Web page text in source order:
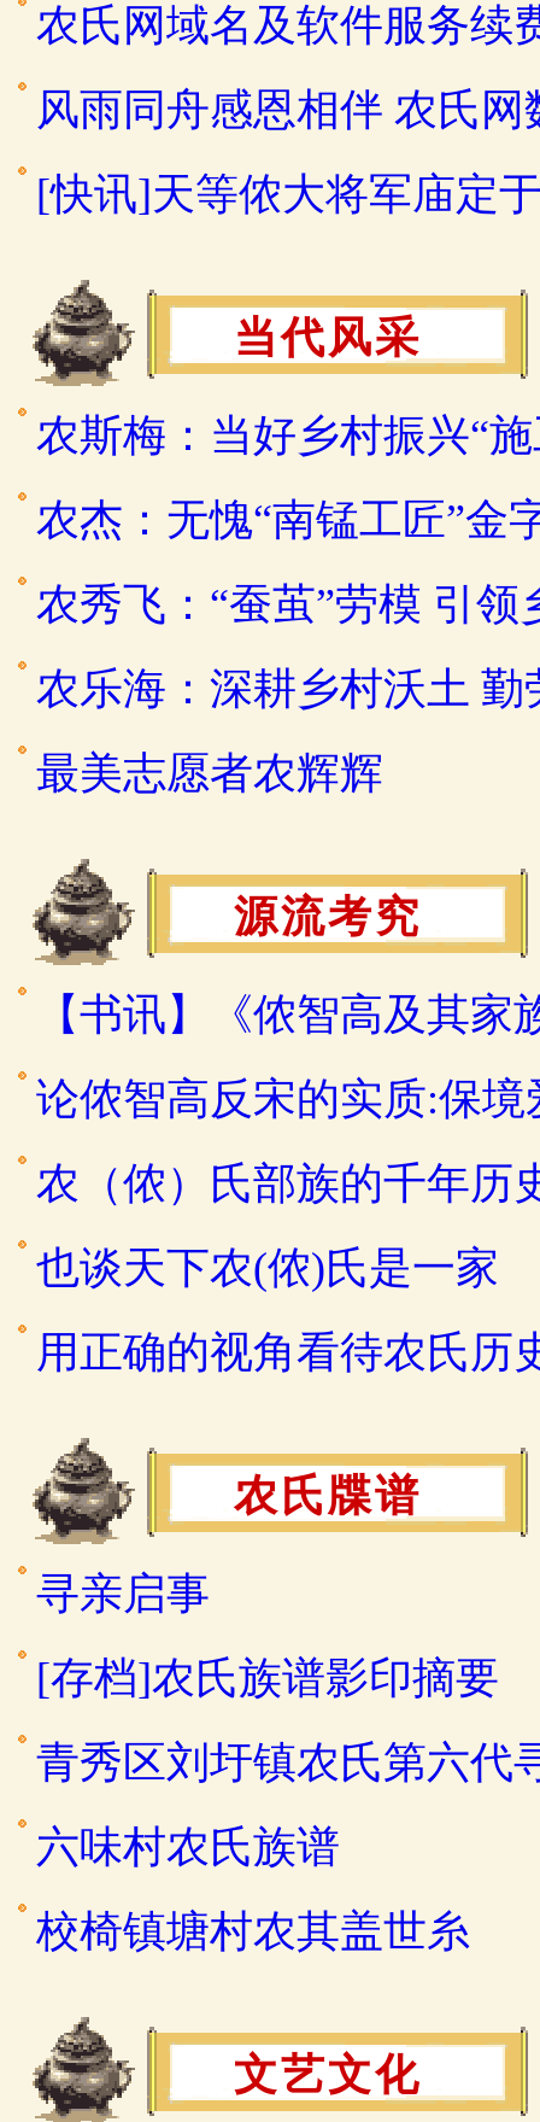
农氏网域名及软件服务续
风雨同舟感恩相伴 农氏
[快讯]天等侬大将军庙定
当代风采
农斯梅：当好乡村振兴“
农杰：无愧“南锰工匠”金
农秀飞：“蚕茧”劳模 引
农乐海：深耕乡村沃土
最美志愿者农辉辉
源流考究
【书讯】《侬智高及其
论侬智高反宋的实质:保
农（侬）氏部族的千年历
也谈天下农(侬)氏是一家
用正确的视角看待农氏
农氏牒谱
寻亲启事
[存档]农氏族谱影印摘要
青秀区刘圩镇农氏第六代
六味村农氏族谱
校椅镇塘村农其盖世糸
文艺文化